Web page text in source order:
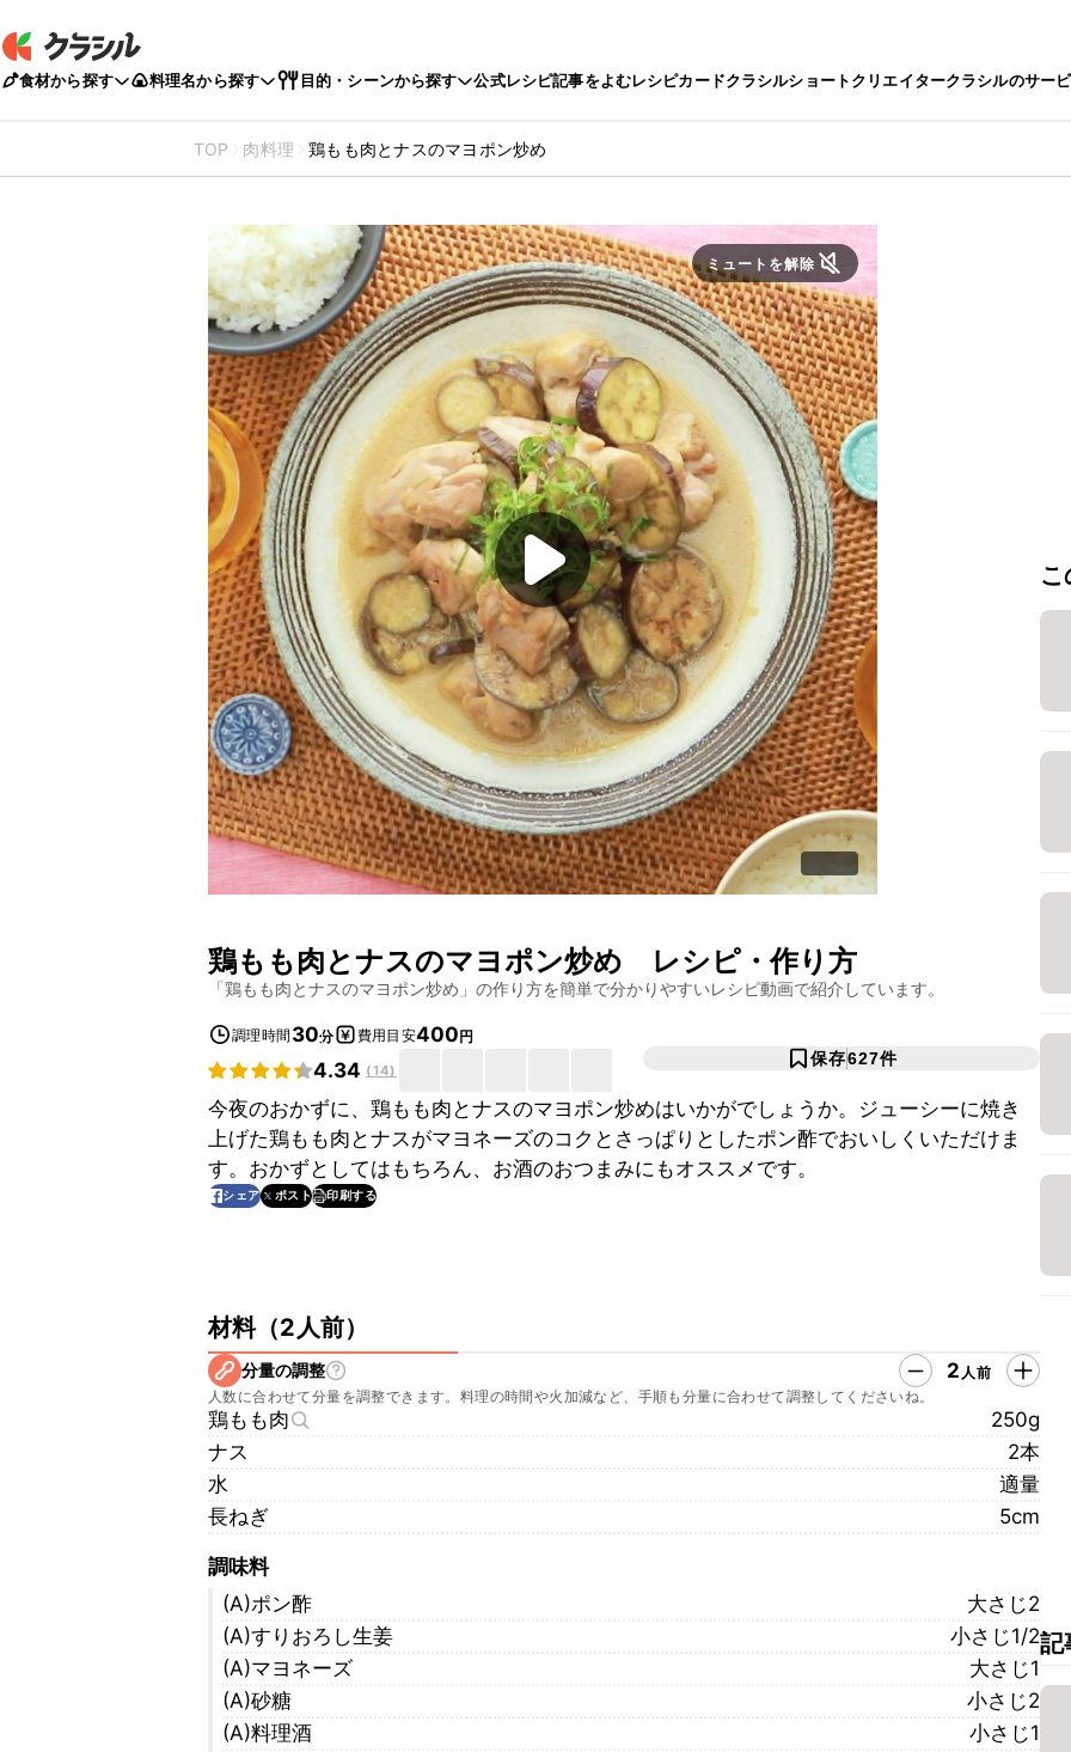
食材から探す 料理名から探す 目的・シーンから探す 公式レシピ記事をよむレシピカードクラシルショートクリエイタークラシルのサー
TOP 肉料理 鶏もも肉とナスのマヨポン炒め
ミュートを解除
鶏もも肉とナスのマヨポン炒め レシピ・作り方
「鶏もも肉とナスのマヨポン炒め 」の作り方を簡単で分かりやすいレシピ動画で紹介しています。
調理時間 30分 費用目安400円
4.34 (14)
保存627件
今夜のおかずに、鶏もも肉とナスのマヨポン炒めはいかがでしょうか。ジューシーに焼き
上げた鶏もも肉とナスがマヨネーズのコクとさっぱりとしたポン酢でおいしくいただけま
す。おかずとしてはもちろん、お酒のおつまみにもオススメです。
シェア ポスト 印刷する
材料（2人前）
分量の調整 2 人前
人数に合わせて分量を調整できます。料理の時間や火加減など、手順も分量に合わせて調整してくださいね。
鶏もも肉
250g
ナス
2本
水
適量
長ねぎ
5cm
調味料
(A)ポン酢
大さじ2
(A)すりおろし生姜
小さじ1/2
(A)マヨネーズ
大さじ1
(A)砂糖
小さじ2
(A)料理酒
小さじ1
記